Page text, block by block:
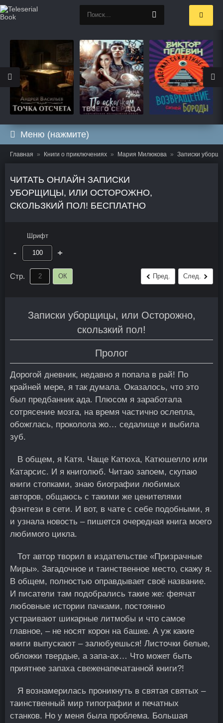
Меню (нажмите)
Главная Книги о приключениях Мария Милюкова Записки
ЧИТАТЬ ОНЛАЙН ЗАПИСКИ
УБОРЩИЦЫ, ИЛИ ОСТОРОЖНО,
СКОЛЬЗКИЙ ПОЛ! БЕСПЛАТНО
Шрифт
- +
Стр. ОК Пред. След.
Записки уборщицы, или Осторожно,
скользкий пол!
Пролог
Дорогой дневник, недавно я попала в рай! По
крайней мере, я так думала. Оказалось, что это
был предбанник ада. Плюсом я заработала
сотрясение мозга, на время частично ослепла,
обожглась, проколола жо… седалище и выбила
зуб.
В общем, я Катя. Чаще Катюха, Катюшелло или
Катарсис. И я книголюб. Читаю запоем, скупаю
книги стопками, знаю биографии любимых
авторов, общаюсь с такими же ценителями
фэнтези в сети. И вот, в чате с себе подобными, я
и узнала новость – пишется очередная книга моего
любимого цикла.
Тот автор творил в издательстве «Призрачные
Миры». Загадочное и таинственное место, скажу я.
В общем, полностью оправдывает своё название.
И писатели там подобрались такие же: феячат
любовные истории пачками, постоянно
устраивают шикарные литмобы и что самое
главное, – не носят корон на башке. А уж какие
книги выпускают – залюбуешься! Листочки белые,
обложки твердые, а запа-ах… Что может быть
приятнее запаха свеженапечатанной книги?!
Я вознамерилась проникнуть в святая святых –
таинственный мир типографии и печатных
станков. Но у меня была проблема. Большая